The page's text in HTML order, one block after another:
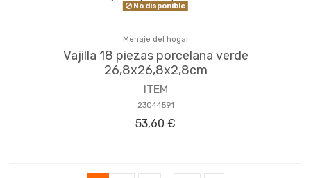
No disponible
Menaje del hogar
Vajilla 18 piezas porcelana verde
26,8x26,8x2,8cm
ITEM
23044591
53,60 €